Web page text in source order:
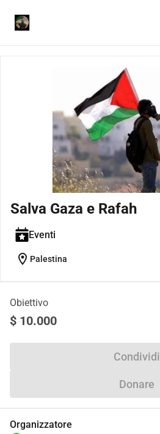
Salva Gaza e Rafah
Eventi
location_on Palestina
Obiettivo
$ 10.000
Condividi
Donare
Organizzatore